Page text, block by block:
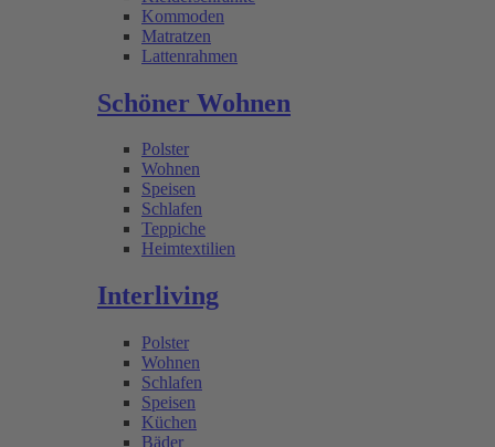
Kommoden
Matratzen
Lattenrahmen
Schöner Wohnen
Polster
Wohnen
Speisen
Schlafen
Teppiche
Heimtextilien
Interliving
Polster
Wohnen
Schlafen
Speisen
Küchen
Bäder